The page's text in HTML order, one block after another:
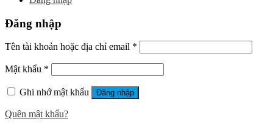
Đăng nhập
Tên tài khoản hoặc địa chỉ email *
Mật khẩu *
Ghi nhớ mật khẩu Đăng nhập
Quên mật khẩu?